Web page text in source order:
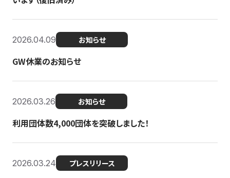
2026.04.09 お知らせ
GW休業のお知らせ
2026.03.26 お知らせ
利用団体数4,000団体を突破しました！
2026.03.24 プレスリリース